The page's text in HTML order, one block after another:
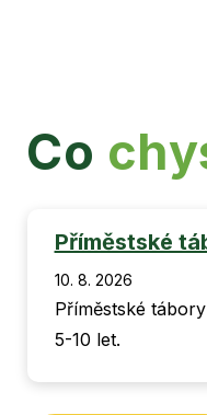
Co
Příměstské
10. 8. 2026
Příměstské
5-10 let.